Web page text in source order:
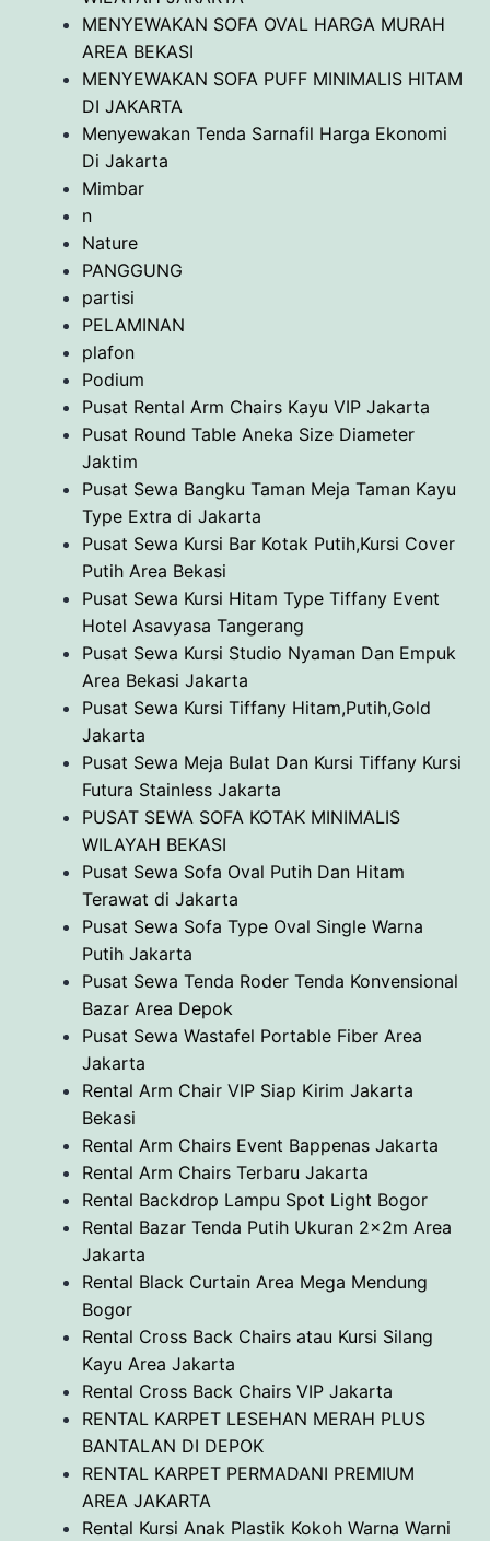
MENYEWAKAN SOFA OVAL HARGA MURAH
AREA BEKASI
MENYEWAKAN SOFA PUFF MINIMALIS HITAM
DI JAKARTA
Menyewakan Tenda Sarnafil Harga Ekonomi
Di Jakarta
Mimbar
n
Nature
PANGGUNG
partisi
PELAMINAN
plafon
Podium
Pusat Rental Arm Chairs Kayu VIP Jakarta
Pusat Round Table Aneka Size Diameter
Jaktim
Pusat Sewa Bangku Taman Meja Taman Kayu
Type Extra di Jakarta
Pusat Sewa Kursi Bar Kotak Putih,Kursi Cover
Putih Area Bekasi
Pusat Sewa Kursi Hitam Type Tiffany Event
Hotel Asavyasa Tangerang
Pusat Sewa Kursi Studio Nyaman Dan Empuk
Area Bekasi Jakarta
Pusat Sewa Kursi Tiffany Hitam,Putih,Gold
Jakarta
Pusat Sewa Meja Bulat Dan Kursi Tiffany Kursi
Futura Stainless Jakarta
PUSAT SEWA SOFA KOTAK MINIMALIS
WILAYAH BEKASI
Pusat Sewa Sofa Oval Putih Dan Hitam
Terawat di Jakarta
Pusat Sewa Sofa Type Oval Single Warna
Putih Jakarta
Pusat Sewa Tenda Roder Tenda Konvensional
Bazar Area Depok
Pusat Sewa Wastafel Portable Fiber Area
Jakarta
Rental Arm Chair VIP Siap Kirim Jakarta
Bekasi
Rental Arm Chairs Event Bappenas Jakarta
Rental Arm Chairs Terbaru Jakarta
Rental Backdrop Lampu Spot Light Bogor
Rental Bazar Tenda Putih Ukuran 2x2m Area
Jakarta
Rental Black Curtain Area Mega Mendung
Bogor
Rental Cross Back Chairs atau Kursi Silang
Kayu Area Jakarta
Rental Cross Back Chairs VIP Jakarta
RENTAL KARPET LESEHAN MERAH PLUS
BANTALAN DI DEPOK
RENTAL KARPET PERMADANI PREMIUM
AREA JAKARTA
Rental Kursi Anak Plastik Kokoh Warna Warni